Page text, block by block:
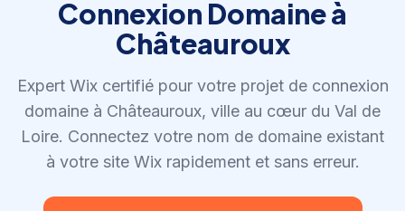
Connexion Domaineà
Châteauroux
Expert Wix certifié pour votre projet de connexion
domaine à Châteauroux, ville au cœur du Val de
Loire. Connectez votre nom de domaine existant
à votre site Wix rapidement et sans erreur.